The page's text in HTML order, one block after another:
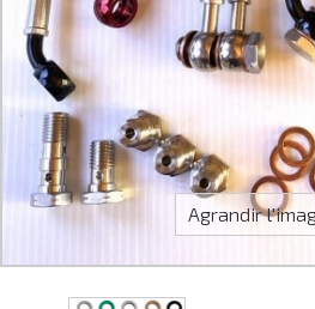
Agrandir